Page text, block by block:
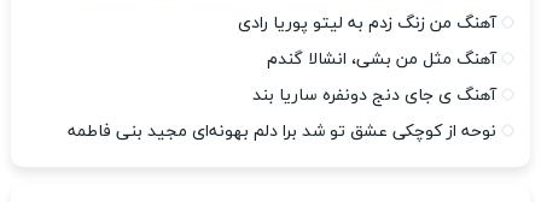
آهنگ من زنگ زدم به لیتو پوریا رادی
آهنگ مثل من بشی، انشالا گندم
آهنگ ی جای دنج دونفره ساریا بند
نوحه از کوچکی عشق تو شد برا دلم بهونه‌ای مجید بنی فاطمه